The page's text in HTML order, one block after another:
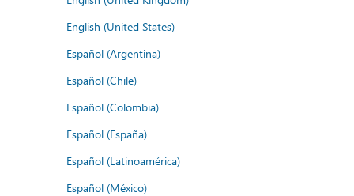
English (United States)
Español (Argentina)
Español (Chile)
Español (Colombia)
Español (España)
Español (Latinoamérica)
Español (México)